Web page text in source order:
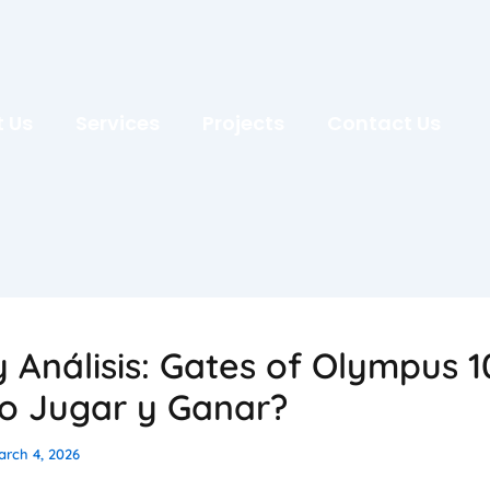
Análisis: Gates of Olympus
Jugar y Ganar?
4, 2026